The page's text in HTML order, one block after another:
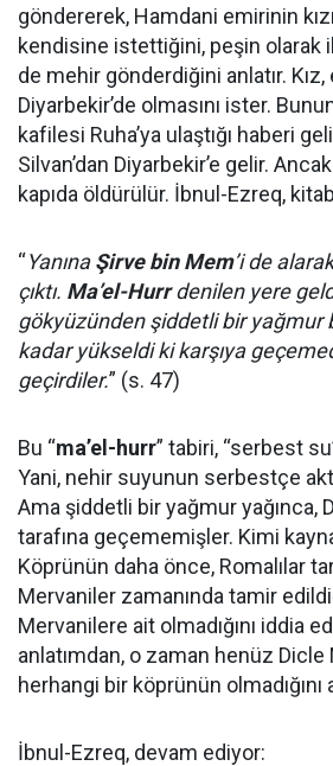
göndererek, Hamdani emirinin
kendisine istettiğini, peşin olarak
de mehir gönderdiğini anlatır.
Diyarbekir’de olmasını ister.
kafilesi Ruha’ya ulaştığı haberi
Silvan’dan Diyarbekir’e gelir.
kapıda öldürülür. İbnul-Ezreq,
“YanınaŞirve bin Mem’i de
çıktı. Ma’el-Hurrdenilen yere
gökyüzünden şiddetli bir yağmur
kadar yükseldi ki karşıya
geçirdiler.” (s. 47)
Bu “ma’el-hurr” tabiri, “serbest
Yani, nehir suyunun serbestçe
Ama şiddetli bir yağmur yağınca,
tarafına geçememişler. Kimi
Köprünün daha önce, Romalılar
Mervaniler zamanında tamir
Mervanilere ait olmadığını iddia
anlatımdan, o zaman henüz
herhangi bir köprünün olmadığını
İbnul-Ezreq, devam ediyor: